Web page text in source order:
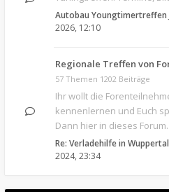
Autobau Youngtimertreffen
2026, 12:10
Regionale Treffen von
57 Themen 1202 Beiträge
Ihr wollt die
kennenlernen und Euch
Dann hier in dieses Forum.
Re: Verladehilfe in
2024, 23:34